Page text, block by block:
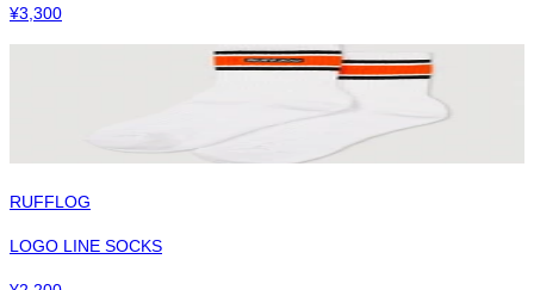
¥3,300
RUFFLOG
LOGO LINE SOCKS